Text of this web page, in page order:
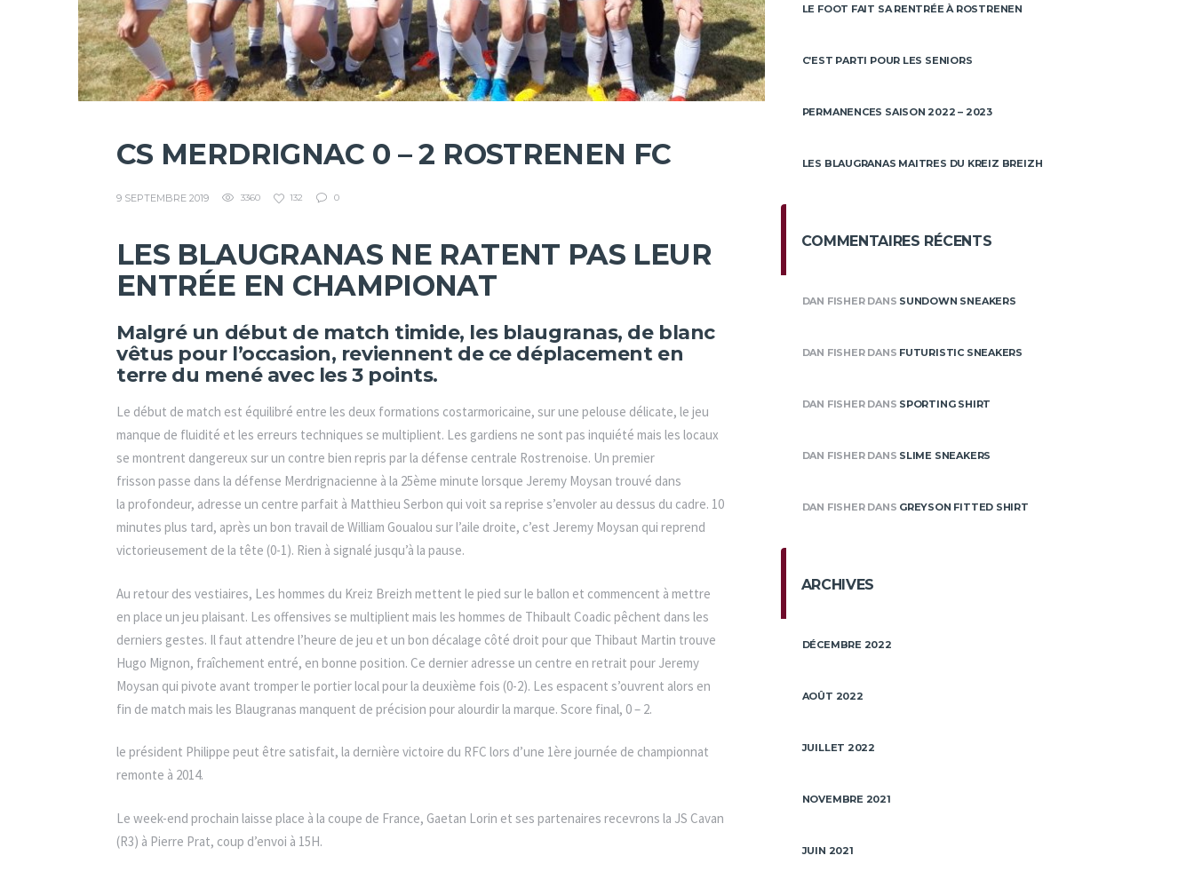
CS MERDRIGNAC 0 – 2 ROSTRENEN FC
9 SEPTEMBRE 2019 3360 132 0
LES BLAUGRANAS NE RATENT PAS LEUR
ENTRÉE EN CHAMPIONAT
Malgré un début de match timide, les blaugranas, de blanc
vêtus pour l’occasion, reviennent de ce déplacement en
terre du mené avec les 3 points.
Le début de match est équilibré entre les deux formations costarmoricaine, sur une pelouse délicate, le jeu
manque de fluidité et les erreurs techniques se multiplient. Les gardiens ne sont pas inquiété mais les locaux
se montrent dangereux sur un contre bien repris par la défense centrale Rostrenoise. Un premier
frisson passe dans la défense Merdrignacienne à la 25ème minute lorsque Jeremy Moysan trouvé dans
la profondeur, adresse un centre parfait à Matthieu Serbon qui voit sa reprise s’envoler au dessus du cadre. 10
minutes plus tard, après un bon travail de William Goualou sur l’aile droite, c’est Jeremy Moysan qui reprend
victorieusement de la tête (0-1). Rien à signalé jusqu’à la pause.
Au retour des vestiaires, Les hommes du Kreiz Breizh mettent le pied sur le ballon et commencent à mettre
en place un jeu plaisant. Les offensives se multiplient mais les hommes de Thibault Coadic pêchent dans les
derniers gestes. Il faut attendre l’heure de jeu et un bon décalage côté droit pour que Thibaut Martin trouve
Hugo Mignon, fraîchement entré, en bonne position. Ce dernier adresse un centre en retrait pour Jeremy
Moysan qui pivote avant tromper le portier local pour la deuxième fois (0-2). Les espacent s’ouvrent alors en
fin de match mais les Blaugranas manquent de précision pour alourdir la marque. Score final, 0 – 2.
le président Philippe peut être satisfait, la dernière victoire du RFC lors d’une 1ère journée de championnat
remonte à 2014.
Le week-end prochain laisse place à la coupe de France, Gaetan Lorin et ses partenaires recevrons la JS Cavan
(R3) à Pierre Prat, coup d’envoi à 15H.
LE FOOT FAIT SA RENTRÉE À ROSTRENEN
C’EST PARTI POUR LES SENIORS
PERMANENCES SAISON 2022 – 2023
LES BLAUGRANAS MAITRES DU KREIZ BREIZH
COMMENTAIRES RÉCENTS
DAN FISHERDANS SUNDOWN SNEAKERS
DAN FISHERDANS FUTURISTIC SNEAKERS
DAN FISHERDANS SPORTING SHIRT
DAN FISHERDANS SLIME SNEAKERS
DAN FISHERDANS GREYSON FITTED SHIRT
ARCHIVES
DÉCEMBRE 2022
AOÛT 2022
JUILLET 2022
NOVEMBRE 2021
JUIN 2021